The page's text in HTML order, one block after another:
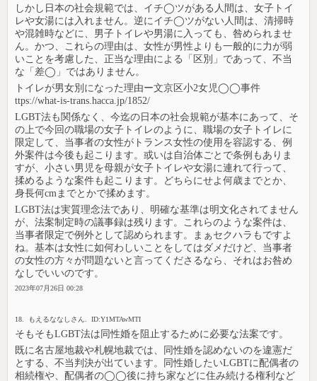
しかし日本の社会規範では、イチ◯ツがある人間は、女子トイ
レや女湯には入れません。逆にイチ◯ツがない人間は、清掃時
や混雑時などに、男子トイレや男湯に入っても、咎められませ
ん。かつ、これらの理由は、女性が男性よりも一般的に力が弱
いことを考慮した、正当な理由による「区別」であって、不当
な「差◯」ではありません。
トイレが男女別になった理由ー文京区小2女児◯◯事件
ttps://what-is-trans.hacca.jp/1852/
LGBT法も関係なく、今迄の日本の社会規範が基本にあって、そ
の上で今回の職場の女子トイレのように、職場の女子トイレに
限定して、当事者の女性がトランス女性の使用を容認する、例
外案件は今後も起こります。或いは自治体ごとで条例もありま
すが、小さい男児を母親が女子トイレや女湯に連れて行って、
揉めるような案件も起こります。どちらにせよ何歳までとか、
身長何cmまでとかで揉めます。
LGBT法は実質理念法であり、明確な基準は明文化されてません
が、法案制定時の議事録は残ります。これらのような案件は、
当事者限定で例外として認められます。まぁセクハラもですよ
ね。基本は女性に如何わしいことをしてはダメだけど、当事者
の女性の方々が問題ないと言ってくださるなら、それはお咎め
なしでいいのです。
2023年07月26日 00:28
18. もえるななしさん. ID:Y1MTAwMTI
そもそもLGBT法は同性婚を阻止するために必要な法案です。
既に名古屋地裁や札幌地裁では、同性婚を認めないのを違憲だ
とする、不当判決が出ています。同性婚したいLGBTに配偶者の
相続権や、配偶者の◯◯後に持ち家などに住み続ける権利など